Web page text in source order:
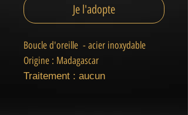
Je l'adopte
Boucle d'oreille - acier inoxydable
Origine : Madagascar
Traitement : aucun